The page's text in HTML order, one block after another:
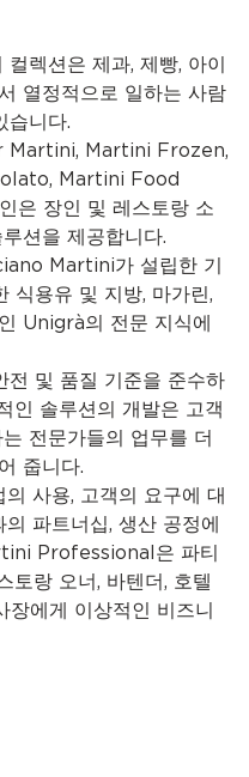
렉션은 제과, 제빵, 아이
열정적으로 일하는 사람
습니다.
Martini Frozen,
Martini Food
은 장인 및 레스토랑 소
션을 제공합니다.
Martini가 설립한 기
식용유 및 지방, 마가린,
Unigrà의 전문 지식에
전 및 품질 기준을 준수하
인 솔루션의 개발은 고객
전문가들의 업무를 더
줍니다.
사용, 고객의 요구에 대
파트너십, 생산 공정에
Professional은 파티
토랑 오너, 바텐더, 호텔
장에게 이상적인 비즈니